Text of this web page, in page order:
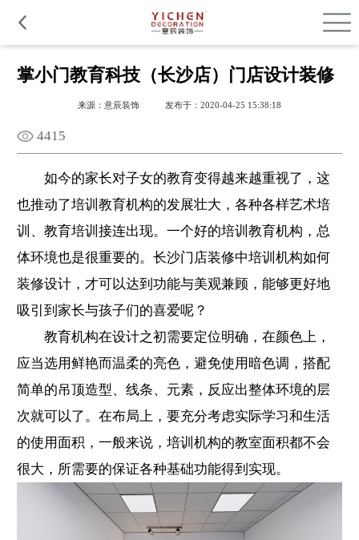
掌小门教育科技（长沙店）门店设计装修
来源：意辰装饰 发布于：2020-04-25 15:38:18
4415
如今的家长对子女的教育变得越来越重视了，这
也推动了培训教育机构的发展壮大，各种各样艺术培
训、教育培训接连出现。一个好的培训教育机构，总
体环境也是很重要的。 长沙门店装修中培训机构如何
装修设计，才可以达到功能与美观兼顾，能够更好地
吸引到家长与孩子们的喜爱呢？
教育机构在设计之初需要定位明确，在颜色上，
应当选用鲜艳而温柔的亮色，避免使用暗色调，搭配
简单的吊顶造型、线条、元素，反应出整体环境的层
次就可以了。在布局上，要充分考虑实际学习和生活
的使用面积，一般来说，培训机构的教室面积都不会
很大，所需要的保证各种基础功能得到实现。